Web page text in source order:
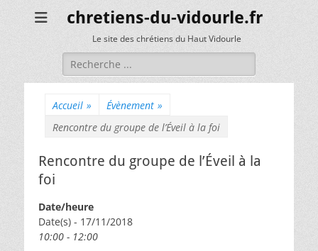
chretiens-du-vidourle.fr
Le site des chrétiens du Haut Vidourle
Rechercher :
Accueil » Évènement »
Rencontre du groupe de l’Éveil à la foi
Rencontre du groupe de l’Éveil à la
foi
Date/heure
Date(s) - 17/11/2018
10:00 - 12:00